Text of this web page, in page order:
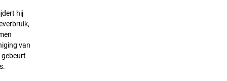
hij
van